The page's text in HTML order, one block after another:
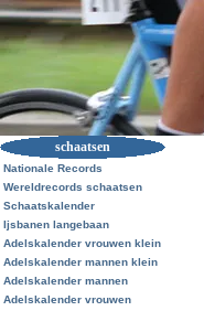
schaatsen
Nationale Records
Wereldrecords schaatsen
Schaatskalender
Ijsbanen langebaan
Adelskalender vrouwen klein
Adelskalender mannen klein
Adelskalender mannen
Adelskalender vrouwen